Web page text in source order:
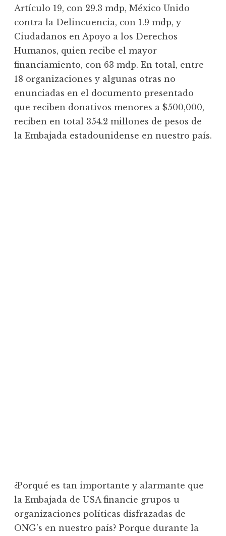
Artículo 19, con 29.3 mdp, México Unido
contra la Delincuencia, con 1.9 mdp, y
Ciudadanos en Apoyo a los Derechos
Humanos, quien recibe el mayor
financiamiento, con 63 mdp. En total, entre
18 organizaciones y algunas otras no
enunciadas en el documento presentado
que reciben donativos menores a $500,000,
reciben en total 354.2 millones de pesos de
la Embajada estadounidense en nuestro país.
¿Porqué es tan importante y alarmante que
la Embajada de USA financie grupos u
organizaciones políticas disfrazadas de
ONG’s en nuestro país? Porque durante la